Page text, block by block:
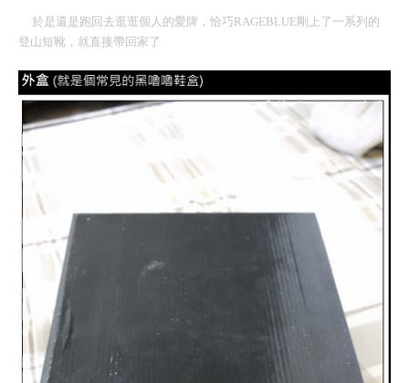
於是還是跑回去逛逛個人的愛牌，恰巧RAGEBLUE 剛上了一系列的
登山短靴，就直接帶回家了